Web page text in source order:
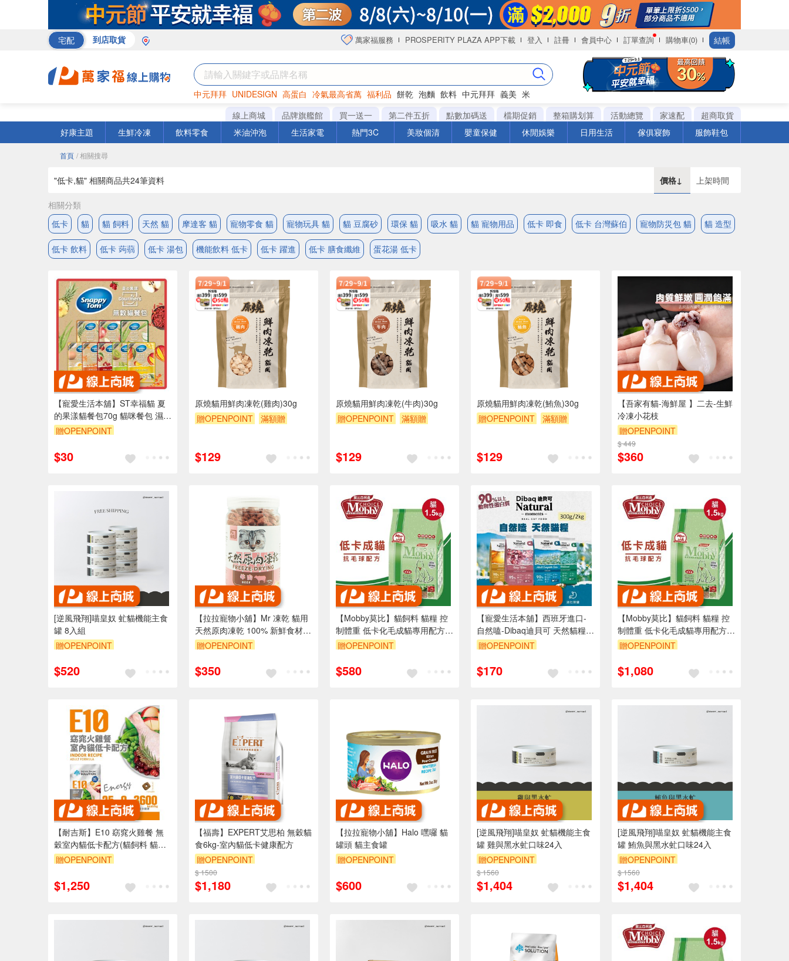
宅配 到店取貨 萬家福服務 PROSPERITY PLAZA APP下載 登入 註冊 會員中心 訂單查詢 購物車(0) 結帳
中元拜拜 UNIDESIGN 高蛋白 冷氣最高省萬 福利品 餅乾 泡麵 飲料 中元拜拜 義美 米
罐頭 海苔 洋芋片
線上商城 品牌旗艦館 買一送一 第二件五折 點數加碼送 檔期促銷 整箱購划算 活動總覽 家速配
超商取貨
好康主題
生鮮冷凍 飲料零食 米油沖泡 生活家電 熱門3C 美妝個清 嬰童保健 休閒娛樂 日用生活 傢俱寢飾 服飾鞋包
首頁 / 相關搜尋
"低卡,貓" 相關商品共24筆資料 價格↓ 上架時間
相關分類
低卡
貓 貓 飼料 天然 貓 摩達客 貓 寵物零食 貓 寵物玩具 貓 貓 豆腐砂 環保 貓 吸水 貓 貓 寵物用品 低卡 即食 低卡 台灣蘇伯 寵物防災包 貓 貓 造型
低卡 飲料 低卡 蒟蒻 低卡 湯包 機能飲料 低卡 低卡 躍進 低卡 膳食纖維 蛋花湯 低卡
【寵愛生活本舖】ST幸福貓 夏
的果漾貓餐包70g 貓咪餐包 濕食
貓咪副食 無穀貓餐包
贈OPENPOINT
$30
原燒貓用鮮肉凍乾(雞肉)30g
贈OPENPOINT
滿額贈
$129
原燒貓用鮮肉凍乾(牛肉)30g
贈OPENPOINT
滿額贈
$129
原燒貓用鮮肉凍乾(鮪魚)30g
贈OPENPOINT
滿額贈
$129
【吾家有貓-海鮮屋 】二去-生鮮
冷凍小花枝
贈OPENPOINT
$ 449
$360
[逆風飛翔]喵皇奴 虻貓機能主食
罐 8入組
贈OPENPOINT
$520
【拉拉寵物小舖】Mr 凍乾 貓用
天然原肉凍乾 100% 新鮮食材製
成 高蛋白 低脂肪
贈OPENPOINT
（運費不算在 2000 元的範圍
$350
【Mobby莫比】貓飼料 貓糧 控
制體重 低卡化毛成貓專用配方
1.5kg
贈OPENPOINT
$580
【寵愛生活本舖】西班牙進口-
自然嗑-Dibaq迪貝可 天然貓糧
300g/2kg 迪貝可
贈OPENPOINT
$170
【Mobby莫比】貓飼料 貓糧 控
制體重 低卡化毛成貓專用配方
3kg
贈OPENPOINT
$1,080
【耐吉斯】E10 窈窕火雞餐 無
穀室內貓低卡配方(貓飼料 貓糧
貓食)4.5LB(2.04KG)
贈OPENPOINT
$1,250
【福壽】EXPERT艾思柏 無穀貓
食6kg-室內貓低卡健康配方
贈OPENPOINT
訂單滿 2000 元折抵 100元
（運費不算在 2000 元的範圍
$ 1500
$1,180
【拉拉寵物小舖】Halo 嘿囉 貓
罐頭 貓主食罐
贈OPENPOINT
（運費不算在 2000 元的範圍
$600
[逆風飛翔]喵皇奴 虻貓機能主食
罐 雞與黑水虻口味24入
贈OPENPOINT
$ 1560
$1,404
[逆風飛翔]喵皇奴 虻貓機能主食
罐 鮪魚與黑水虻口味24入
贈OPENPOINT
$ 1560
$1,404